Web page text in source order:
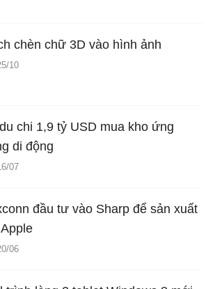
chèn chữ 3D vào hình ảnh
10
chi 1,9 tỷ USD mua kho ứng
di động
07
đầu tư vào Sharp để sản xuất
06